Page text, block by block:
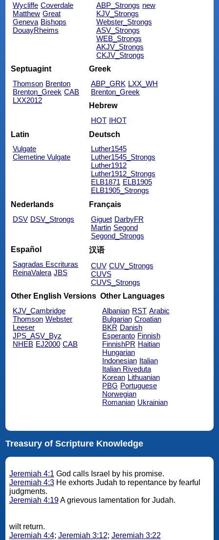
Wycliffe Coverdale
Matthew Great
Geneva Bishops
DouayRheims
ABP_Strongs new
KJV_Strongs
Webster_Strongs
ASV_Strongs
WEB_Strongs
AKJV_Strongs
CKJV_Strongs
Septuagint
Thomson Brenton
Brenton_Greek CAB
LXX2012
Greek
ABP_GRK LXX_WH
Brenton_Greek
Hebrew
HOT IHOT
Latin
Vulgate
Clemetine Vulgate
Deutsch
Luther1545
Luther1545_Strongs
Luther1912
Luther1912_Strongs
ELB1871 ELB1905
ELB1905_Strongs
Nederlands
DSV DSV_Strongs
Français
Giguet DarbyFR
Martin Segond
Segond_Strongs
Español
Sagradas Escrituras
ReinaValera JBS
汉语
CUV CUV_Strongs
CUVS
CUVS_Strongs
Other English Versions
KJV_Cambridge
Thomson Webster
Leeser
JPS_ASV_Byz
NHEB EJ2000 CAB
Other Languages
Albanian RST Arabic
Bulgarian Croatian
BKR Danish
Esperanto Finnish
FinnishPR Haitian
Hungarian
Indonesian Italian
Italian Riveduta
Korean Lithuanian
PBG Portuguese
Norwegian
Romanian Ukrainian
Treasury of Scripture Knowledge
Jeremiah 4:1 God calls Israel by his promise.
Jeremiah 4:3He exhorts Judah to repentance by fearful
judgments.
Jeremiah 4:19A grievous lamentation for Judah.
wilt return.
Jeremiah 4:4; Jeremiah 3:12; Jeremiah 3:22